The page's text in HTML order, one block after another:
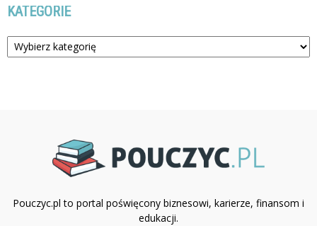
KATEGORIE
Kategorie
Pouczyc.pl to portal poświęcony biznesowi, karierze, finansom i
edukacji.